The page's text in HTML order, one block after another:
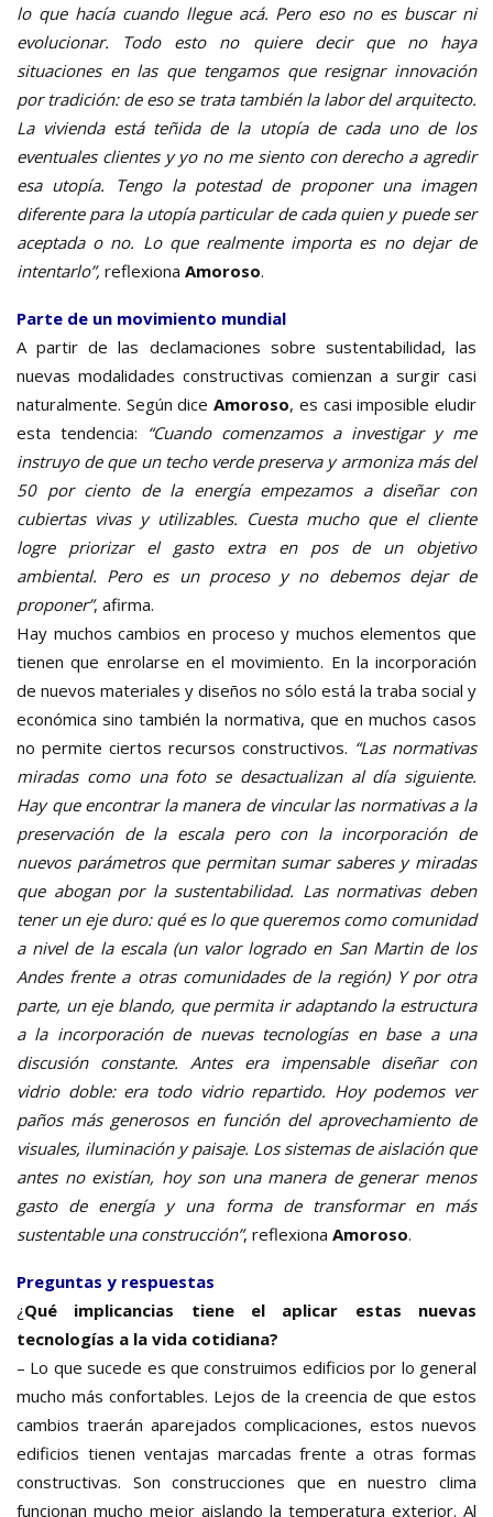
lo que hacía cuando llegue acá. Pero eso no es buscar ni
evolucionar. Todo esto no quiere decir que no haya
situaciones en las que tengamos que resignar innovación
por tradición: de eso se trata también la labor del arquitecto.
La vivienda está teñida de la utopía de cada uno de los
eventuales clientes y yo no me siento con derecho a agredir
esa utopía. Tengo la potestad de proponer una imagen
diferente para la utopía particular de cada quien y puede ser
aceptada o no. Lo que realmente importa es no dejar de
intentarlo”, reflexiona Amoroso.
Parte de un movimiento mundial
A partir de las declamaciones sobre sustentabilidad, las
nuevas modalidades constructivas comienzan a surgir casi
naturalmente. Según diceAmoroso, es casi imposible eludir
esta tendencia: “Cuando comenzamos a investigar y me
instruyo de que un techo verde preserva y armoniza más del
50 por ciento de la energía empezamos a diseñar con
cubiertas vivas y utilizables. Cuesta mucho que el cliente
logre priorizar el gasto extra en pos de un objetivo
ambiental. Pero es un proceso y no debemos dejar de
proponer”, afirma.
Hay muchos cambios en proceso y muchos elementos que
tienen que enrolarse en el movimiento. En la incorporación
de nuevos materiales y diseños no sólo está la traba social y
económica sino también la normativa, que en muchos casos
no permite ciertos recursos constructivos. “Las normativas
miradas como una foto se desactualizan al día siguiente.
Hay que encontrar la manera de vincular las normativas a la
preservación de la escala pero con la incorporación de
nuevos parámetros que permitan sumar saberes y miradas
que abogan por la sustentabilidad. Las normativas deben
tener un eje duro: qué es lo que queremos como comunidad
a nivel de la escala (un valor logrado en San Martin de los
Andes frente a otras comunidades de la región) Y por otra
parte, un eje blando, que permita ir adaptando la estructura
a la incorporación de nuevas tecnologías en base a una
discusión constante. Antes era impensable diseñar con
vidrio doble: era todo vidrio repartido. Hoy podemos ver
paños más generosos en función del aprovechamiento de
visuales, iluminación y paisaje. Los sistemas de aislación que
antes no existían, hoy son una manera de generar menos
gasto de energía y una forma de transformar en más
sustentable una construcción”, reflexiona Amoroso.
Preguntas y respuestas
¿Qué implicancias tiene el aplicar estas nuevas
tecnologías a la vida cotidiana?
– Lo que sucede es que construimos edificios por lo general
mucho más confortables. Lejos de la creencia de que estos
cambios traerán aparejados complicaciones, estos nuevos
edificios tienen ventajas marcadas frente a otras formas
constructivas. Son construcciones que en nuestro clima
funcionan mucho mejor aislando la temperatura exterior. Al